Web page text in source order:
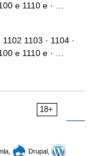
е 1110 е · …
1103 · 1104 ·
е 1110 е · …
18+
Drupal,